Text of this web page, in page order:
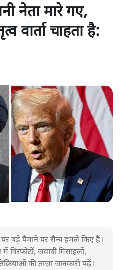
नेता मारे गए,
वार्ता चाहता है:
बड़े पैमाने पर सैन्य हमले किए हैं।
विस्फोटों, जवाबी मिसाइलों,
की ताज़ा जानकारी पढ़ें।